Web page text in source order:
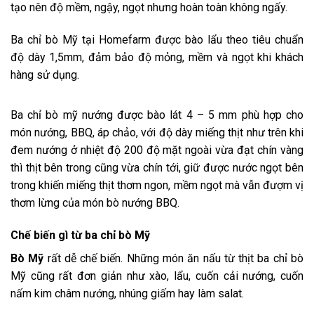
tạo nên độ mềm, ngậy, ngọt nhưng hoàn toàn không ngấy.
Ba chỉ bò Mỹ tại Homefarm được bào lẩu theo tiêu chuẩn
độ dày 1,5mm, đảm bảo độ mỏng, mềm và ngọt khi khách
hàng sử dụng.
Ba chỉ bò mỹ nướng được bào lát 4 – 5 mm phù hợp cho
món nướng, BBQ, áp chảo, với độ dày miếng thịt như trên khi
đem nướng ở nhiệt độ 200 độ mặt ngoài vừa đạt chín vàng
thì thịt bên trong cũng vừa chín tới, giữ được nước ngọt bên
trong khiến miếng thịt thơm ngon, mềm ngọt mà vẫn đượm vị
thơm lừng của món bò nướng BBQ.
Chế biến gì từ ba chỉ bò Mỹ
Bò Mỹ rất dễ chế biến. Những món ăn nấu từ thịt ba chỉ bò
Mỹ cũng rất đơn giản như xào, lẩu, cuốn cải nướng, cuốn
nấm kim châm nướng, nhúng giấm hay làm salat.